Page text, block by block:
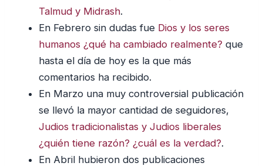
Talmud y Midrash.
En Febrero sin dudas fue Dios y los seres
humanos ¿qué ha cambiado realmente? que
hasta el día de hoy es la que más
comentarios ha recibido.
En Marzo una muy controversial publicación
se llevó la mayor cantidad de seguidores,
Judios tradicionalistas y Judios liberales
¿quién tiene razón? ¿cuál es la verdad?.
En Abril hubieron dos publicaciones